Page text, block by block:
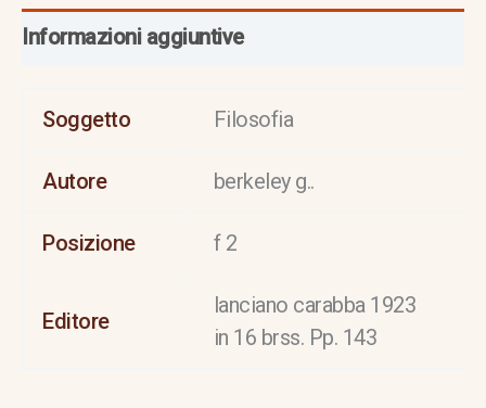
Informazioni aggiuntive
Soggetto Filosofia
Autore berkeley g..
Posizione f 2
Editore
lanciano carabba 1923
in 16 brss. Pp. 143